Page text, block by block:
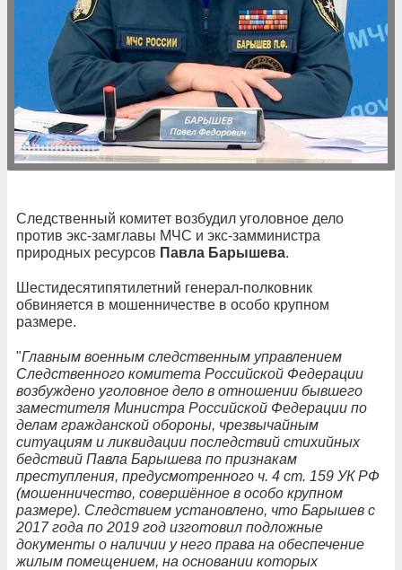
Следственный комитет возбудил уголовное дело
против экс-замглавы МЧС и экс-замминистра
природных ресурсов Павла Барышева.
Шестидесятипятилетний генерал-полковник
обвиняется в мошенничестве в особо крупном
размере.
"Главным военным следственным управлением
Следственного комитета Российской Федерации
возбуждено уголовное дело в отношении бывшего
заместителя Министра Российской Федерации по
делам гражданской обороны, чрезвычайным
ситуациям и ликвидации последствий стихийных
бедствий Павла Барышева по признакам
преступления, предусмотренного ч. 4 ст. 159 УК РФ
(мошенничество, совершённое в особо крупном
размере). Следствием установлено, что Барышев с
2017 года по 2019 год изготовил подложные
документы о наличии у него права на обеспечение
жилым помещением, на основании которых